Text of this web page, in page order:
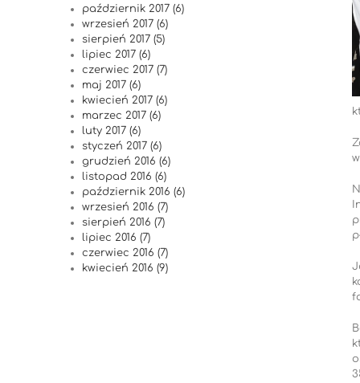
październik 2017 (6)
wrzesień 2017 (6)
sierpień 2017 (5)
lipiec 2017 (6)
czerwiec 2017 (7)
maj 2017 (6)
kwiecień 2017 (6)
marzec 2017 (6)
luty 2017 (6)
styczeń 2017 (6)
grudzień 2016 (6)
listopad 2016 (6)
październik 2016 (6)
wrzesień 2016 (7)
sierpień 2016 (7)
lipiec 2016 (7)
czerwiec 2016 (7)
kwiecień 2016 (9)